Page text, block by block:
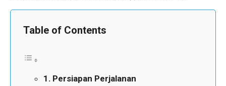
Table of Contents
Persiapan Perjalanan